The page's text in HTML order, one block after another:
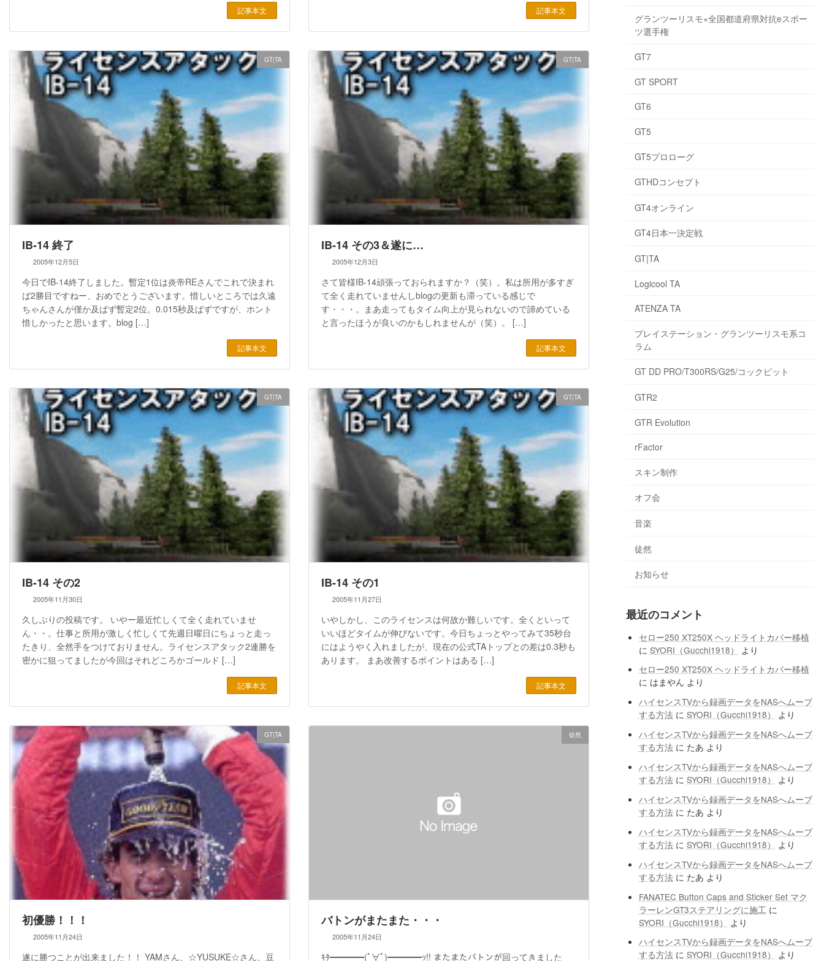
記事本文 記事本文
GT|TA
IB-14 終了
2005年12月5日
今日でIB-14終了しました。暫定1位は炎帝REさんでこれで決まれ
ば2勝目ですねー、おめでとうございます。惜しいところでは久遠
ちゃんさんが僅か及ばず暫定2位。0.015秒及ばずですが、ホント
惜しかったと思います。blog […]
記事本文
GT|TA
IB-14 その3＆遂に…
2005年12月3日
さて皆様IB-14頑張っておられますか？（笑）。私は所用が多すぎ
て全く走れていませんしblogの更新も滞っている感じで
す・・・。まあ走ってもタイム向上が見られないので諦めている
と言ったほうが良いのかもしれませんが（笑）。 […]
記事本文
GT|TA
IB-14 その2
2005年11月30日
久しぶりの投稿です。 いやー最近忙しくて全く走れていませ
ん・・。仕事と所用が激しく忙しくて先週日曜日にちょっと走っ
たきり、全然手をつけておりません。ライセンスアタック2連勝を
密かに狙ってましたが今回はそれどころかゴールド […]
記事本文
GT|TA
IB-14 その1
2005年11月27日
いやしかし、このライセンスは何故か難しいです。全くといって
いいほどタイムが伸びないです。今日ちょっとやってみて35秒台
にはようやく入れましたが、現在の公式TAトップとの差は0.3秒も
あります。 まあ改善するポイントはある […]
記事本文
GT|TA
初優勝！！！
2005年11月24日
遂に勝つことが出来ました！！ YAMさん、☆YUSUKE☆さん、豆
徒然
バトンがまたまた・・・
2005年11月24日
ｷﾀ━━━━(ﾟ∀ﾟ)━━━━ｯ!! またまたバトンが回ってきました
グランツーリスモ×全国都道府県対抗eスポー
ツ選手権
GT7
GT SPORT
GT6
GT5
GT5プロローグ
GTHDコンセプト
GT4オンライン
GT4日本一決定戦
GT|TA
Logicool TA
ATENZA TA
プレイステーション・グランツーリスモ系コ
ラム
GT DD PRO/T300RS/G25/コックピット
GTR2
GTR Evolution
rFactor
スキン制作
オフ会
音楽
徒然
お知らせ
最近のコメント
セロー250 XT250X ヘッドライトカバー移植
に SYORI（Gucchi1918）
より
セロー250 XT250X ヘッドライトカバー移植
に はまやん より
ハイセンスTVから録画データをNASへムーブ
する方法に SYORI（Gucchi1918）
より
ハイセンスTVから録画データをNASへムーブ
する方法に たあ より
ハイセンスTVから録画データをNASへムーブ
する方法に SYORI（Gucchi1918）
より
ハイセンスTVから録画データをNASへムーブ
する方法に たあ より
ハイセンスTVから録画データをNASへムーブ
する方法に SYORI（Gucchi1918）
より
ハイセンスTVから録画データをNASへムーブ
する方法に たあ より
FANATEC Button Caps and Sticker Set マク
ラーレンGT3ステアリングに施工 に
SYORI（Gucchi1918）
より
ハイセンスTVから録画データをNASへムーブ
する方法に SYORI（Gucchi1918） より